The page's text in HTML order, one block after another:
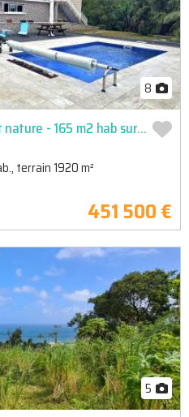
8
Villa t6 - piscine - vue mer et nature - 165 m2 hab sur 1920 m2 de terrain constructible
terrain 1920 m²
451 500 €
5